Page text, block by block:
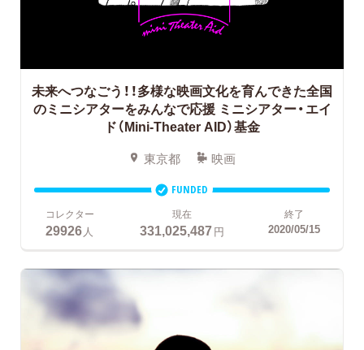
未来へつなごう！！多様な映画文化を育んできた全国
のミニシアターをみんなで応援ミニシアター・エイ
ド（Mini-Theater AID）基金
東京都 映画
FUNDED
コレクター
29926 人
現在
331,025,487円
終了
2020/05/15